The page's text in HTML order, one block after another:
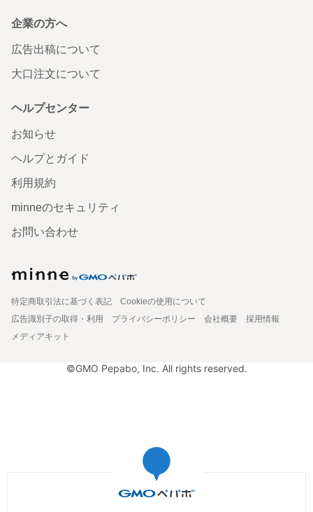
企業の方へ
広告出稿について
大口注文について
ヘルプセンター
お知らせ
ヘルプとガイド
利用規約
minneのセキュリティ
お問い合わせ
特定商取引法に基づく表記
Cookieの使用について
広告識別子の取得・利用
プライバシーポリシー 会社概要
採用情報
メディアキット
©GMO Pepabo, Inc. All rights reserved.